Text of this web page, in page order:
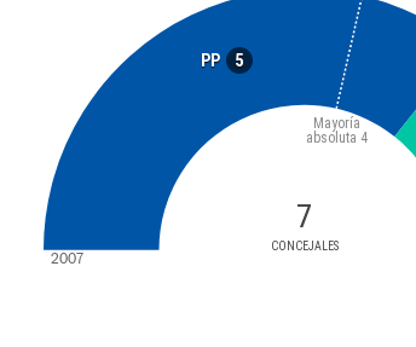
PP 5
7
CONCEJALES
Mayoría
absoluta 4
2007